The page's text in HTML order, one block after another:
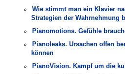
Wie stimmt man ein Klavier
Strategien der Wahrnehmung
Pianomotions. Gefühle
Pianoleaks. Ursachen offen
können
PianoVision. Kampf um die